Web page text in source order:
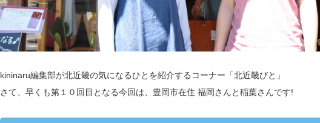
kininaru編集部が北近畿の気になるひとを紹介するコーナー「北近畿びと」
さて、早くも第１０回目となる今回は、豊岡市在住 福岡さんと稲葉さんです!